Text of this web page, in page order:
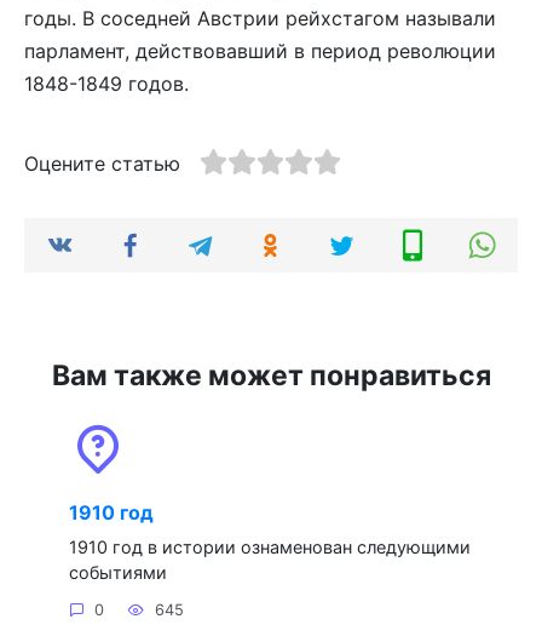
годы. В соседней Австрии рейхстагом называли
парламент, действовавший в период революции
1848-1849 годов.
Оцените статью
Вам также может понравиться
1910 год
1910 год в истории ознаменован следующими
событиями
0 645